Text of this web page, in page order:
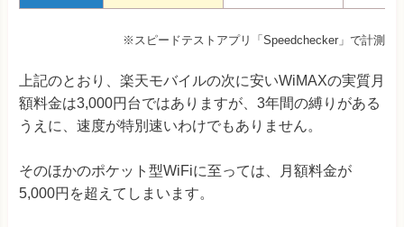
※スピードテストアプリ「Speedchecker」で計測
上記のとおり、楽天モバイルの次に安いWiMAXの実質月
額料金は3,000円台ではありますが、3年間の縛りがある
うえに、速度が特別速いわけでもありません。
そのほかのポケット型WiFiに至っては、月額料金が
5,000円を超えてしまいます。